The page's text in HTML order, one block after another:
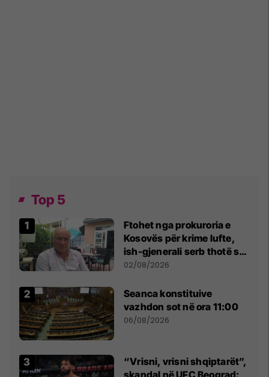
Top 5
Ftohet nga prokuroria e
Kosovës për krime lufte,
ish-gjenerali serb thotë se
dikush e tradhtoi në
02/08/2026
Seanca konstituive
vazhdon sot në ora 11:00
06/08/2026
“Vrisni, vrisni shqiptarët”,
skandal në UFC Beograd: